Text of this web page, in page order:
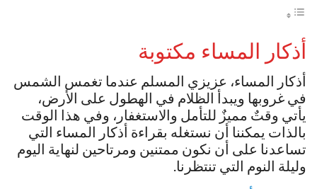
أذكار المساء مكتوبة
أذكار المساء، عزيزي المسلم عندما تغمس الشمس
في غروبها ويبدأ الظلام في الهطول على الأرض،
يأتي وقتٌ مميزٌ للتأمل والاستغفار، وفي هذا الوقت
بالذات يمكننا أن نستغله بقراءة أذكار المساء التي
تساعدنا على أن نكون ممتنين ومرتاحين لنهاية اليوم
وليلة النوم التي تنتظرنا.